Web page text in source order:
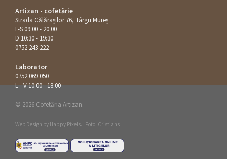
Artizan - cofetărie
Strada Călăraşilor 76, Târgu Mureș
L-S 09:00 - 20:00
D 10:30 - 19:30
0752 243 222
Laborator
0752 069 050
L - V 10:00 - 18:00
© 2026 Cofetăria Artizan.
Web Design by Happy Pixels. Foto: Cristians